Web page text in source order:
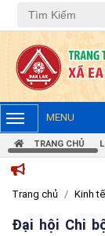
MENU
TRANG CHỦ
TRANG THÔNG
Trang chủ Kinh
Đại hội Chi